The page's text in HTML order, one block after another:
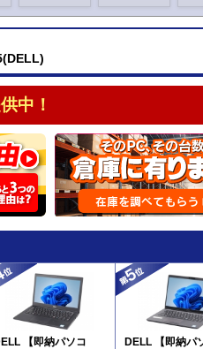
中！
【即納パソコ
DELL 【即納パ